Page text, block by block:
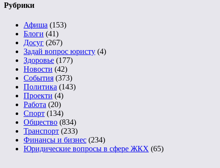
Рубрики
Афиша (153)
Блоги (41)
Досуг (267)
Задай вопрос юристу (4)
Здоровье (177)
Новости (42)
События (373)
Политика (143)
Проекти (4)
Работа (20)
Спорт (134)
Общество (834)
Транспорт (233)
Финансы и бизнес (234)
Юридические вопросы в сфере ЖКХ (65)